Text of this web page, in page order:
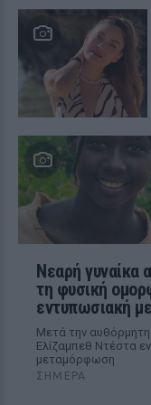
Νεαρή γυναίκα
τη φυσική
εντυπωσιακή
Μετά την
Ελίζαμπεθ Ντέστα
μεταμόρφωση
ΣΉΜΕΡΑ